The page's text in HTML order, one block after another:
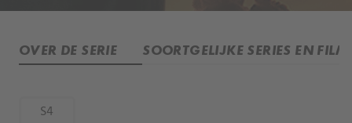
OVER DE SERIE SOORTGELIJKE SERIES EN
S4